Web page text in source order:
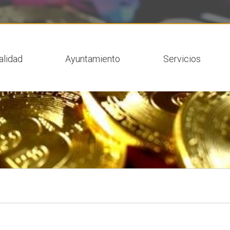
Ayuntamiento Servicios